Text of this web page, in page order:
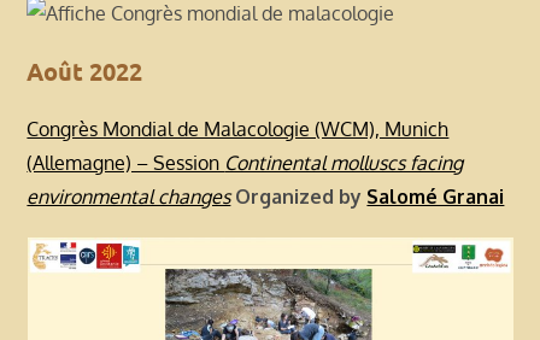
Août 2022
Congrès Mondial de Malacologie (WCM), Munich
(Allemagne) – Session Continental molluscs facing
environmental changes Organized by Salomé Granai